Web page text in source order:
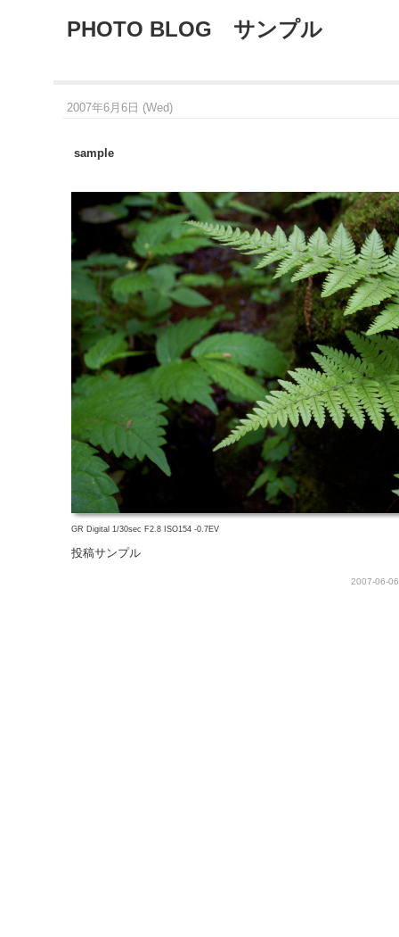
PHOTO BLOG サンプル
2007年6月6日 (Wed)
sample
GR Digital 1/30sec F2.8 ISO154 -0.7EV
投稿サンプル
2007-06-